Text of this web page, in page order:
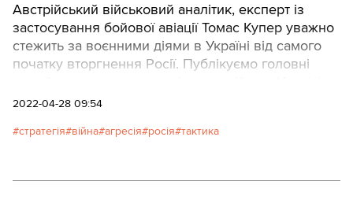
Австрійський військовий аналітик, експерт із
застосування бойової авіації Томас Купер уважно
стежить за воєнними діями в Україні від самого
початку вторгнення Росії. Публікуємо головні
2022-04-28 09:54
стратегія війна агресія росія тактика